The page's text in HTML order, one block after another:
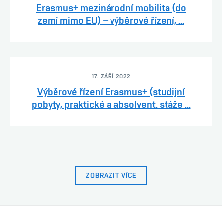
Erasmus+ mezinárodní mobilita (do
zemí mimo EU) – výběrové řízení, ...
17. ZÁŘÍ 2022
Výběrové řízení Erasmus+ (studijní
pobyty, praktické a absolvent. stáže ...
ZOBRAZIT VÍCE